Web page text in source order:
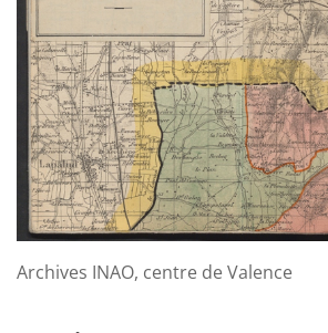
Archives INAO, centre de Valence